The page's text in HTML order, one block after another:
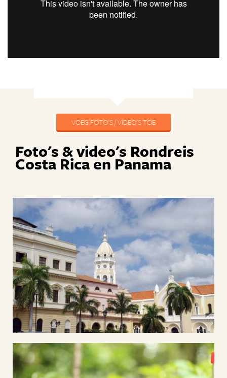
VOEG FOTO'S / VIDEO'S TOE
Foto's & video's Rondreis
Costa Rica en Panama